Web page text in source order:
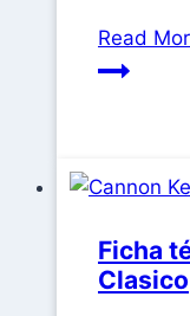
Read
Ficha
Clasico